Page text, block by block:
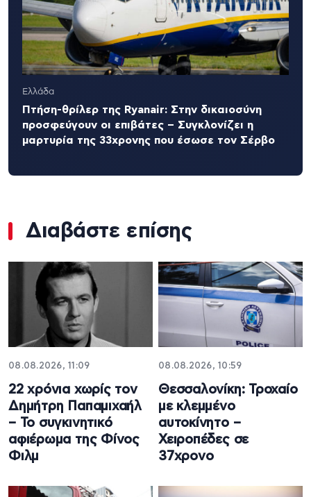
Ελλάδα
Πτήση-θρίλερ της Ryanair: Στην δικαιοσύνη
προσφεύγουν οι επιβάτες – Συγκλονίζει η
μαρτυρία της 33χρονης που έσωσε τον Σέρβο
Διαβάστε επίσης
08.08.2026, 11:09
22 χρόνια χωρίς τον
Δημήτρη Παπαμιχαήλ
– Το συγκινητικό
αφιέρωμα της Φίνος
Φιλμ
08.08.2026, 10:59
Θεσσαλονίκη: Τροχαίο
με κλεμμένο
αυτοκίνητο –
Χειροπέδες σε
37χρονο